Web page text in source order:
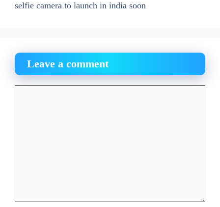
selfie camera to launch in india soon
Leave a comment